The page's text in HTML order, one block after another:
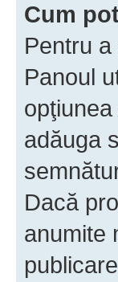
Cum
Pentru
Panoul
opţiunea
adăuga
Dacă
anumite